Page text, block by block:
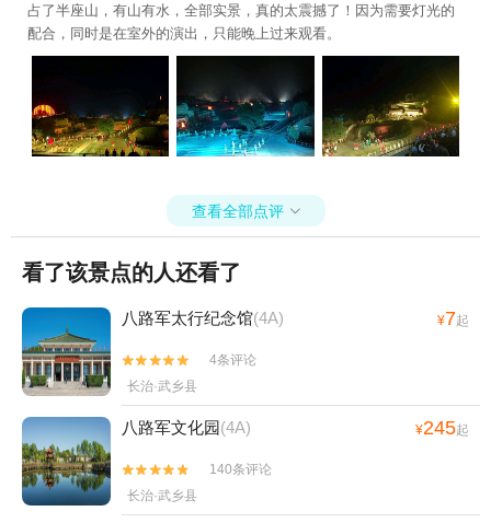
占了半座山，有山有水，全部实景，真的太震撼了！因为需要灯光的
配合，同时是在室外的演出，只能晚上过来观看。
查看全部点评 
看了该景点的人还看了
八路军太行纪念馆(4A) ¥7起


4条评论
长治·武乡县
八路军文化园(4A) ¥245起


140条评论
长治·武乡县